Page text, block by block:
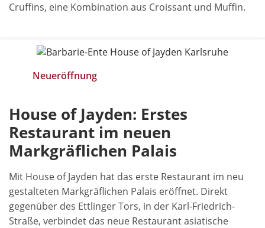
Cruffins, eine Kombination aus Croissant und Muffin.
Neueröffnung
House of Jayden: Erstes
Restaurant im neuen
Markgräflichen Palais
Mit House of Jayden hat das erste Restaurant im neu
gestalteten Markgräflichen Palais eröffnet. Direkt
gegenüber des Ettlinger Tors, in der Karl-Friedrich-
Straße, verbindet das neue Restaurant asiatische